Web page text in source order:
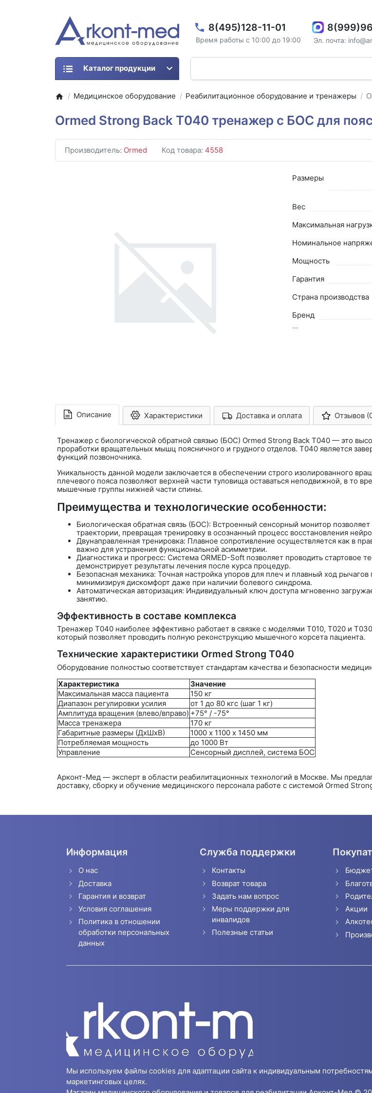
8(495)128-11-01
Время работы с 10:00 до 19:00 Эл. почта:
Каталог продукции
Медицинское оборудование Реабилитационное оборудование и тренажеры
Ormed Strong Back Т040 тренажер с БОС для
Производитель: Ormed Код товара: 4558
Размеры
Вес
Максимальная
Номинальное
Мощность
Гарантия
Страна производства
Бренд
...
Описание Характеристики Арконт-Мед Доставка и оплата Отзывов
Тренажер с биологической обратной связью (БОС) Ormed Strong Back Т040 — это
проработки вращательных мышц поясничного и грудного отделов. Т040 является
функций позвоночника.
Уникальность данной модели заключается в обеспечении строго изолированного
плечевого пояса позволяют верхней части туловища оставаться неподвижной, в то
мышечные группы нижней части спины.
Преимущества и технологические особенности:
Биологическая обратная связь (БОС): Встроенный сенсорный монитор
траектории, превращая тренировку в осознанный процесс восстановления
Двунаправленная тренировка: Плавное сопротивление осуществляется как в
важно для устранения функциональной асимметрии.
Диагностика и прогресс: Система ORMED-Soft позволяет проводить стартовое
демонстрирует результаты лечения после курса процедур.
Безопасная механика: Точная настройка упоров для плеч и плавный ход
минимизируя дискомфорт даже при наличии болевого синдрома.
Автоматическая авторизация: Индивидуальный ключ доступа мгновенно
занятию.
Эффективность в составе комплекса
Тренажер Т040 наиболее эффективно работает в связке с моделями Т010, Т020 и
который позволяет проводить полную реконструкцию мышечного корсета пациента.
Технические характеристики Ormed Strong Т040
Оборудование полностью соответствует стандартам качества и безопасности
Характеристика
Значение
Максимальная масса пациента
150 кг
Диапазон регулировки усилия
от 1 до 80 кгс (шаг 1 кг)
Амплитуда вращения (влево/вправо) +75° / -75°
Масса тренажера
170 кг
Габаритные размеры (ДхШхВ)
1000 х 1100 х 1450 мм
Потребляемая мощность
до 1000 Вт
Управление
Сенсорный дисплей, система БОС
Арконт-Мед — эксперт в области реабилитационных технологий в Москве. Мы
доставку, сборку и обучение медицинского персонала работе с системой Ormed
Информация
О нас
Доставка
Гарантия и возврат
Условия соглашения
Политика в отношении
обработки персональных
данных
Служба поддержки
Контакты
Возврат товара
Задать нам вопрос
Меры поддержки для
инвалидов
Полезные статьи
Акции
Мы используем файлы cookies для адаптации сайта к индивидуальным
маркетинговых целях.